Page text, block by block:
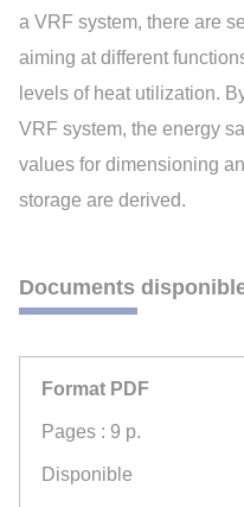
a VRF system, there are
aiming at different
levels of heat utilization.
VRF system, the energy
values for dimensioning
storage are derived.
Documents
Format PDF
Pages : 9 p.
Disponible